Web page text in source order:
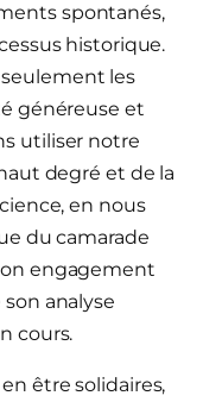
spontanés,
historique.
les
généreuse et
utiliser notre
degré et de la
en nous
du camarade
engagement
analyse
cours.
être solidaires,